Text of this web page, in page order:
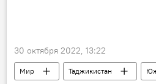
30 октября 2022, 13:22
Мир Таджикистан